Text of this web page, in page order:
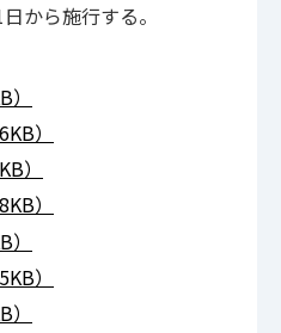
から施行する。
）
）
）
）